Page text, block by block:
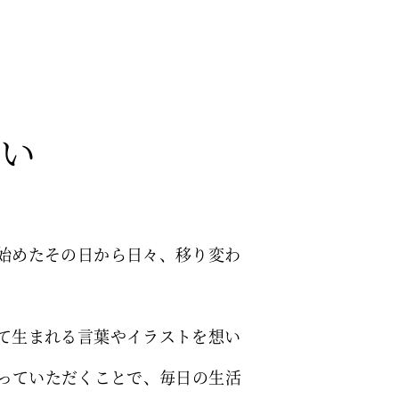
たその日から日々、移り変わ
まれる言葉やイラストを想い
ていただくことで、毎日の生活